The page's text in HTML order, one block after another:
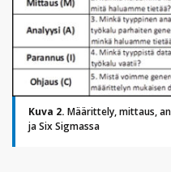
Kuva 2. Määrittely, mittaus,
ja Six Sigmassa